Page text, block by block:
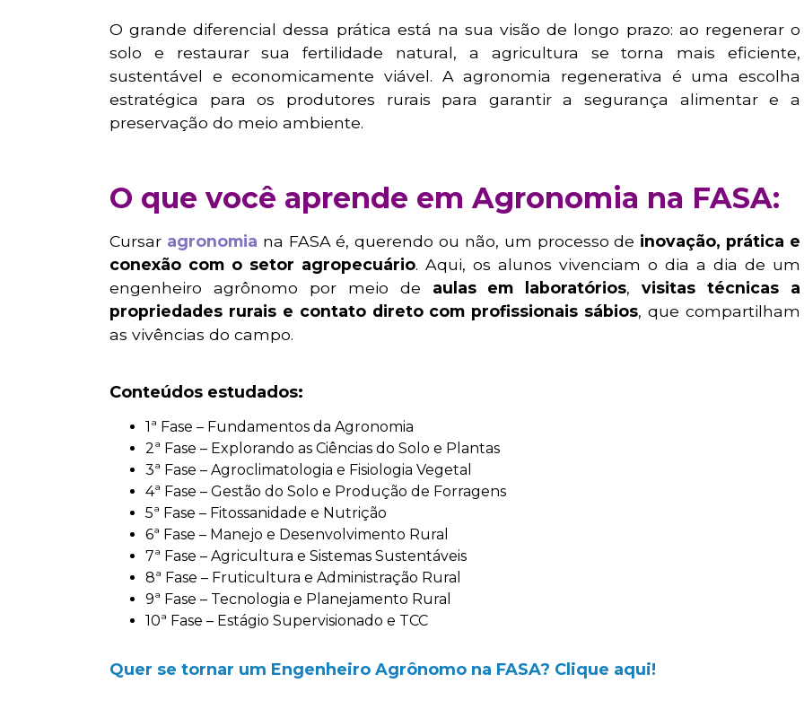
O grande diferencial dessa prática está na sua visão de longo prazo: ao regenerar o
solo e restaurar sua fertilidade natural, a agricultura se torna mais eficiente,
sustentável e economicamente viável. A agronomia regenerativa é uma escolha
estratégica para os produtores rurais para garantir a segurança alimentar e a
preservação do meio ambiente.
O que você aprende em Agronomia na FASA:
Cursar agronomia na FASA é, querendo ou não, um processo de inovação, prática e
conexão com o setor agropecuário. Aqui, os alunos vivenciam o dia a dia de um
engenheiro agrônomo por meio de aulas em laboratórios,visitas técnicas a
propriedades rurais e contato direto com profissionais sábios, que compartilham
as vivências do campo.
Conteúdos estudados:
1ª Fase – Fundamentos da Agronomia
2ª Fase – Explorando as Ciências do Solo e Plantas
3ª Fase – Agroclimatologia e Fisiologia Vegetal
4ª Fase – Gestão do Solo e Produção de Forragens
5ª Fase – Fitossanidade e Nutrição
6ª Fase – Manejo e Desenvolvimento Rural
7ª Fase – Agricultura e Sistemas Sustentáveis
8ª Fase – Fruticultura e Administração Rural
9ª Fase – Tecnologia e Planejamento Rural
10ª Fase – Estágio Supervisionado e TCC
Quer se tornar um Engenheiro Agrônomo na FASA? Clique aqui!